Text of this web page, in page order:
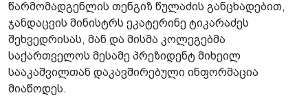
წარმომადგენლის თენგიზ წულაძის განცხადებით,
ჯანდაცვის მინისტრს ეკატერინე ტიკარაძეს
შეხვედრისას, მან და მისმა კოლეგებმა
საქართველოს მესამე პრეზიდენტ მიხეილ
სააკაშვილთან დაკავშირებული ინფორმაცია
მიაწოდეს.